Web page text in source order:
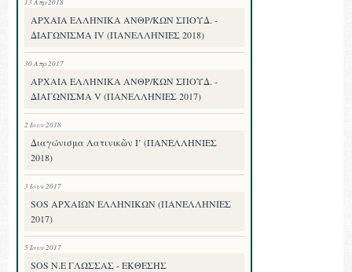
ΑΡΧΑΙΑ ΕΛΛΗΝΙΚΑ ΑΝΘΡ/ΚΩΝ ΣΠΟΥΔ. -
ΔΙΑΓΩΝΙΣΜΑ IV (ΠΑΝΕΛΛΗΝΙΕΣ 2018)
30 Απρ 2017
ΑΡΧΑΙΑ ΕΛΛΗΝΙΚΑ ΑΝΘΡ/ΚΩΝ ΣΠΟΥΔ. -
ΔΙΑΓΩΝΙΣΜΑ V (ΠΑΝΕΛΛΗΝΙΕΣ 2017)
2 Ιουν 2018
Διαγώνισμα Λατινικῶν Ι’ (ΠΑΝΕΛΛΗΝΙΕΣ
2018)
3 Ιουν 2017
SOS ΑΡΧΑΙΩΝ ΕΛΛΗΝΙΚΩΝ (ΠΑΝΕΛΛΗΝΙΕΣ
2017)
5 Ιουν 2017
SOS Ν.Ε ΓΛΩΣΣΑΣ - ΕΚΘΕΣΗΣ